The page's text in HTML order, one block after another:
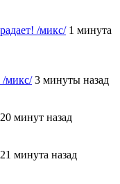
/микс/ 1 минута
/микс/ 3 минуты назад
20 минут назад
21 минута назад